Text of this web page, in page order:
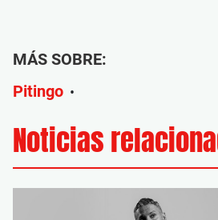
MÁS SOBRE:
Pitingo •
Noticias